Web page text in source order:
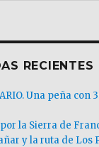
RECIENTES
Una peña con
la Sierra de
y la ruta de Los